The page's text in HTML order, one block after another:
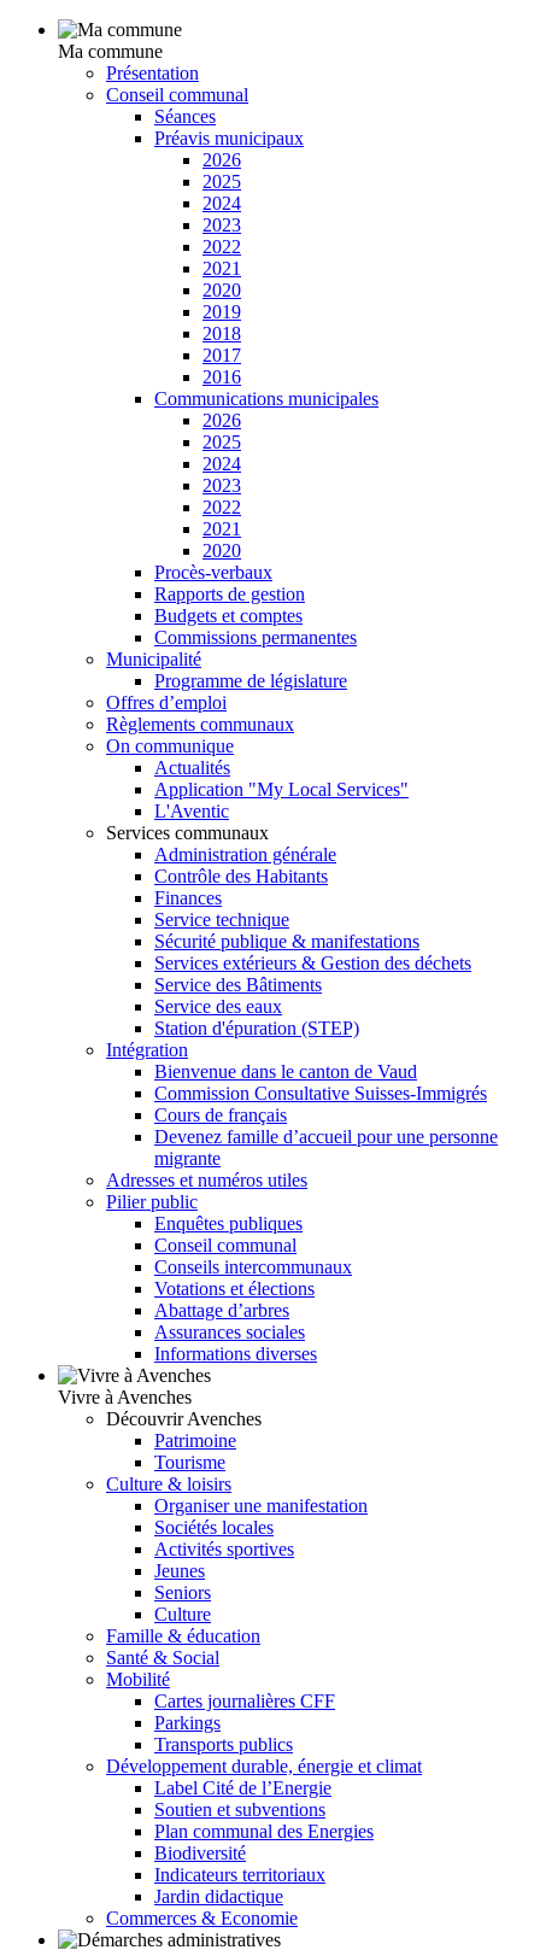
Ma commune
Présentation
Conseil communal
Séances
Préavis municipaux
2026
2025
2024
2023
2022
2021
2020
2019
2018
2017
2016
Communications municipales
2026
2025
2024
2023
2022
2021
2020
Procès-verbaux
Rapports de gestion
Budgets et comptes
Commissions permanentes
Municipalité
Programme de législature
Offres d’emploi
Règlements communaux
On communique
Actualités
Application "My Local Services"
L'Aventic
Services communaux
Administration générale
Contrôle des Habitants
Finances
Service technique
Sécurité publique & manifestations
Services extérieurs & Gestion des déchets
Service des Bâtiments
Service des eaux
Station d'épuration (STEP)
Intégration
Bienvenue dans le canton de Vaud
Commission Consultative Suisses-Immigrés
Cours de français
Devenez famille d’accueil pour une personne
migrante
Adresses et numéros utiles
Pilier public
Enquêtes publiques
Conseil communal
Conseils intercommunaux
Votations et élections
Abattage d’arbres
Assurances sociales
Informations diverses
Vivre à Avenches
Découvrir Avenches
Patrimoine
Tourisme
Culture & loisirs
Organiser une manifestation
Sociétés locales
Activités sportives
Jeunes
Seniors
Culture
Famille & éducation
Santé & Social
Mobilité
Cartes journalières CFF
Parkings
Transports publics
Développement durable, énergie et climat
Label Cité de l’Energie
Soutien et subventions
Plan communal des Energies
Biodiversité
Indicateurs territoriaux
Jardin didactique
Commerces & Economie